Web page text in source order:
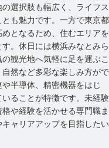
選択肢も幅広く、ライフス
も魅力です。一方で東京都
となるため、住むエリアを
。休日には横浜みなとみら
観光地へ気軽に足を運ぶこ
然など多彩な楽しみ方がで
半導体、精密機器をはじ
ることが特徴です。未経験
や経験を活かせる専門職ま
ャリアアップを目指したい